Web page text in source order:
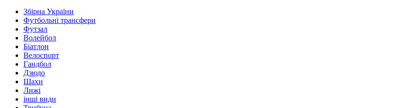
Збірна України
Футбольні трансфери
Футзал
Волейбол
Біатлон
Велоспорт
Гандбол
Дзюдо
Шахи
Лижі
інші види